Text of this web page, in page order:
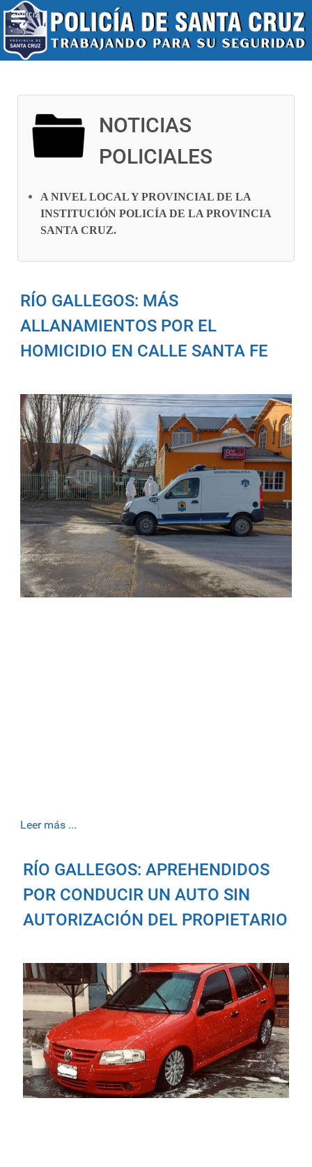
NOTICIAS
POLICIALES
A NIVEL LOCAL Y PROVINCIAL DE LA
INSTITUCIÓN POLICÍA DE LA PROVINCIA
SANTA CRUZ.
RÍO GALLEGOS: MÁS
ALLANAMIENTOS POR EL
HOMICIDIO EN CALLE SANTA FE
Leer más ...
RÍO GALLEGOS: APREHENDIDOS
POR CONDUCIR UN AUTO SIN
AUTORIZACIÓN DEL PROPIETARIO